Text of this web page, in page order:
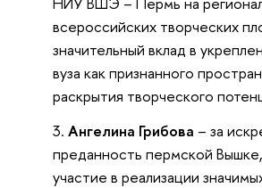
всероссийских творческих
значительный вклад в
вуза как признанного
раскрытия творческого
Ангелина Грибова – за
преданность пермской
участие в реализации